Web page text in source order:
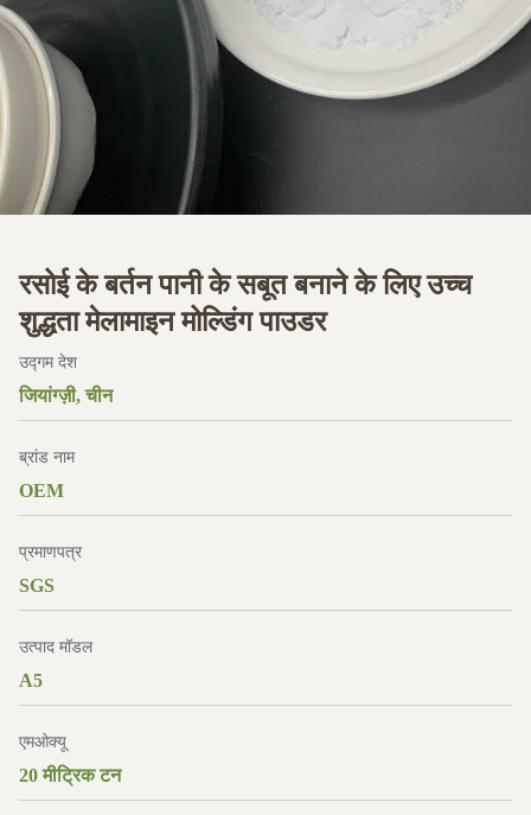
रसोई के बर्तन पानी के सबूत बनाने के लिए उच्च
शुद्धता मेलामाइन मोल्डिंग पाउडर
उद्गम देश
जियांग्ज़ी, चीन
ब्रांड नाम
OEM
प्रमाणपत्र
SGS
उत्पाद मॉडल
A5
एमओक्यू
20 मीट्रिक टन